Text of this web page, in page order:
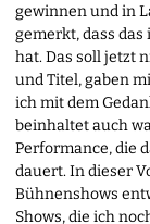
gewinnen und in
gemerkt, dass
hat. Das soll jetzt
und Titel, gaben
ich mit dem
beinhaltet auch
Performance, die
dauert. In dieser
Bühnenshows
Shows, die ich